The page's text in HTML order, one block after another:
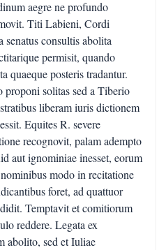
aegre ne profundo
Titi Labieni, Cordi
senatus consultis abolita
permisit, quando
quaeque posteris tradantur.
solitas sed a Tiberio
liberam iuris dictionem
Equites R. severe
recognovit, palam adempto
aut ignominiae inesset, eorum
modo in recitatione
foret, ad quattuor
Temptavit et comitiorum
reddere. Legata ex
abolito, sed et Iuliae